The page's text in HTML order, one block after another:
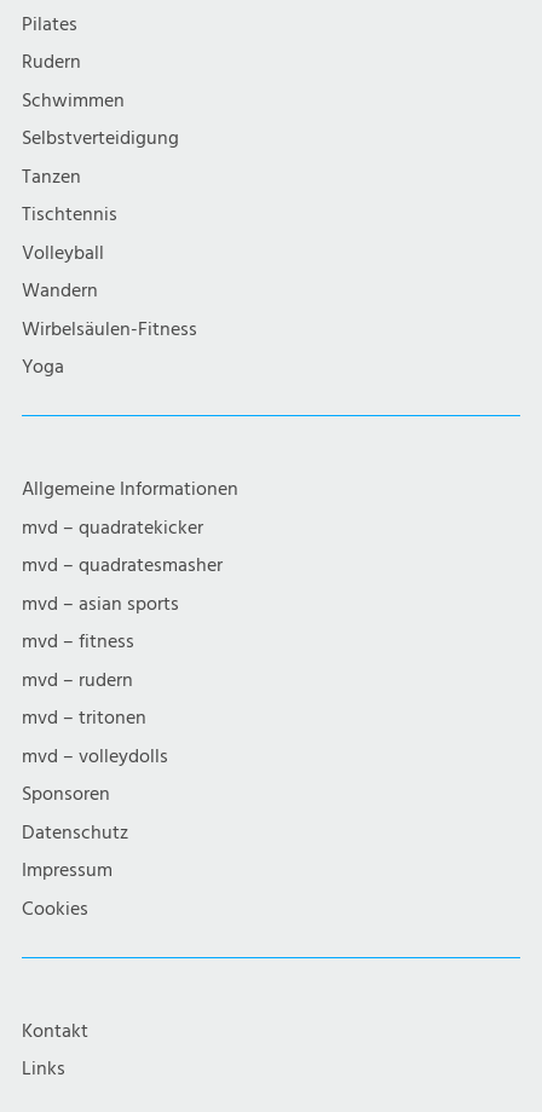
Pilates
Rudern
Schwimmen
Selbstverteidigung
Tanzen
Tischtennis
Volleyball
Wandern
Wirbelsäulen-Fitness
Yoga
Allgemeine Informationen
mvd – quadratekicker
mvd – quadratesmasher
mvd – asian sports
mvd – fitness
mvd – rudern
mvd – tritonen
mvd – volleydolls
Sponsoren
Datenschutz
Impressum
Cookies
Kontakt
Links